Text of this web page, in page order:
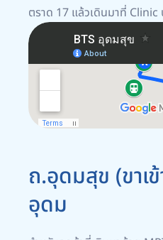
ตราด 17 แล้วเดินมาที่
ถ.อุดมสุข (ขาเ
อุดม